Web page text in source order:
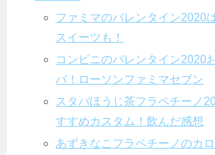
ファミマのバレンタイン2020
スイーツも！
コンビニのバレンタイン2020
バ！ローソンファミマセブン
スタバほうじ茶フラペチーノ
すすめカスタム！飲んだ感想
あずきなこフラペチーノのカ